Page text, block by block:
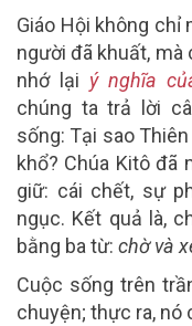
Giáo Hội không chỉ
người đã khuất, mà
nhớ lại ý nghĩa
chúng ta trả lời
sống: Tại sao
khổ? Chúa Kitô đã
giữ: cái chết, sự
ngục. Kết quả là,
bằng ba từ: chờ và
Cuộc sống trên
chuyện; thực ra, nó